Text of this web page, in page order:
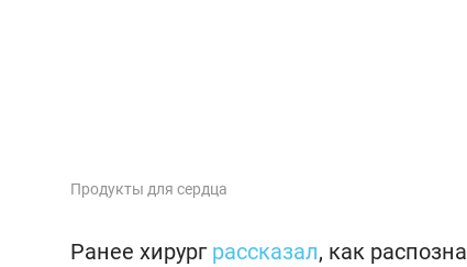
Продукты для сердца
Ранее хирург рассказал, как